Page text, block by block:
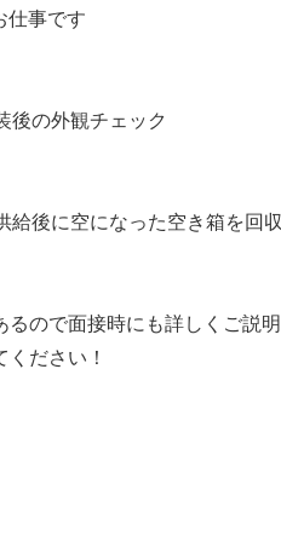
仕事です
後の外観チェック
給後に空になった空き箱を回収
ので面接時にも詳しくご説明
ださい！